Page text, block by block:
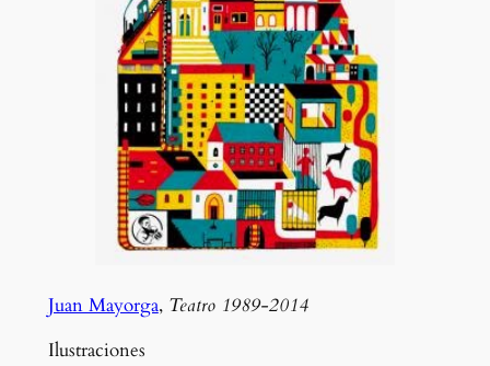
Juan Mayorga, Teatro 1989-2014
Ilustraciones